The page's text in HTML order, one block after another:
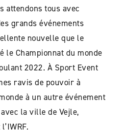
attendons tous avec
grands événements
nouvelle que le
le Championnat du monde
2022. À Sport Event
ravis de pouvoir à
à un autre événement
la ville de Vejle,